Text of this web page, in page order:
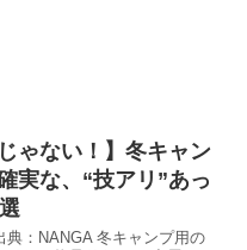
ゃない！】冬キャン
実な、“技アリ”あっ
典：NANGA 冬キャンプ用の